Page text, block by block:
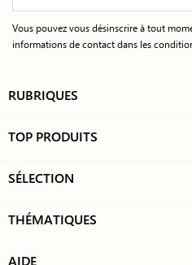
Vous pouvez vous désinscrire à tout
informations de contact dans les
RUBRIQUES
TOP PRODUITS
SÉLECTION
THÉMATIQUES
AIDE